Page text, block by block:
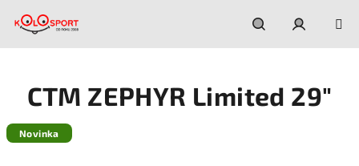
Hľadať
CTM ZEPHYR Limited 29"
Novinka